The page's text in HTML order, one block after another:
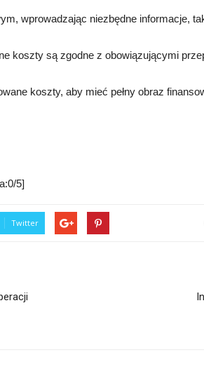
wprowadzając niezbędne informacje,
koszty są zgodne z obowiązującymi
koszty, aby mieć pełny obraz
5]
Twitter